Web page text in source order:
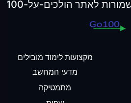
מקצועות לימוד מובילים
מדעי המחשב
מתמטיקה